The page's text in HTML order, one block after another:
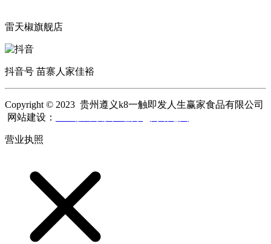
雷天椒旗舰店
抖音号 苗寨人家佳裕
Copyright © 2023 贵州遵义k8一触即发人生赢家食品有限公司
网站建设：
营业执照